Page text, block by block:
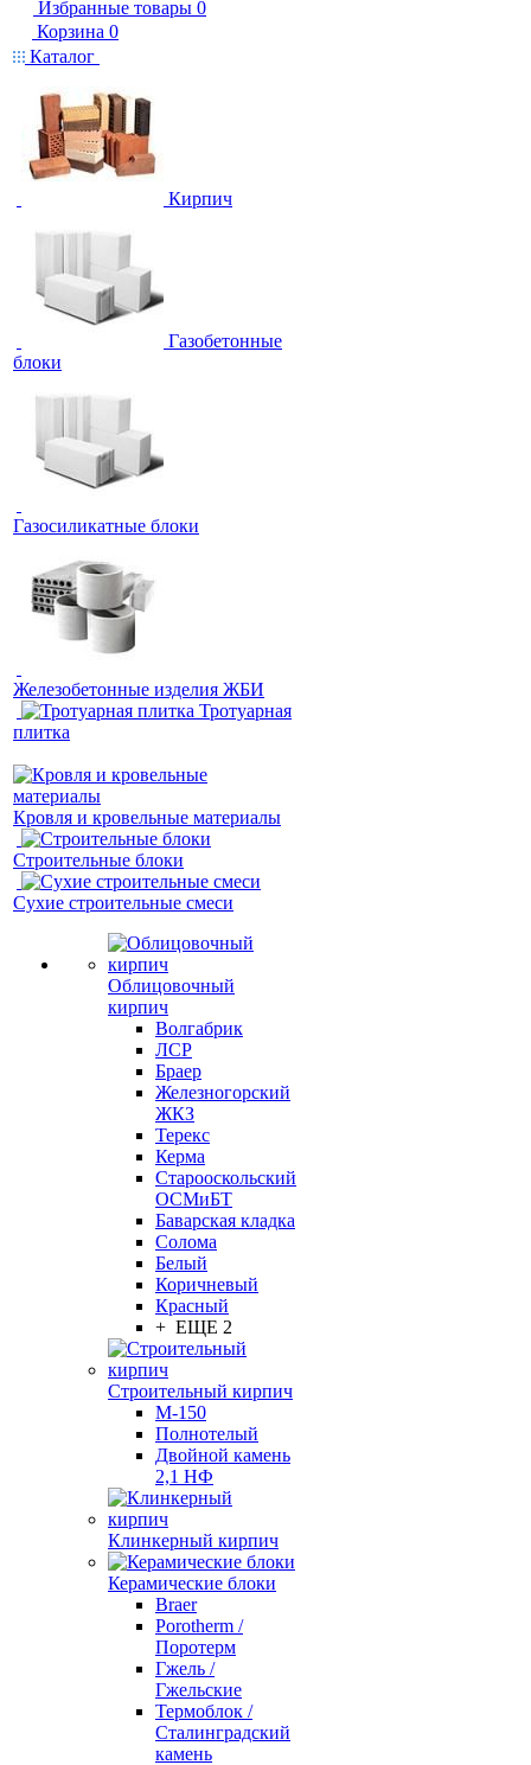
Избранные товары 0
Корзина 0
Каталог
Кирпич
Газобетонные
блоки
Газосиликатные блоки
Железобетонные изделия ЖБИ
Тротуарная
плитка
Кровля и кровельные материалы
Строительные блоки
Сухие строительные смеси
Облицовочный
кирпич
Волгабрик
ЛСР
Браер
Железногорский
ЖКЗ
Терекс
Керма
Старооскольский
ОСМиБТ
Баварская кладка
Солома
Белый
Коричневый
Красный
+ ЕЩЕ 2
Строительный кирпич
М-150
Полнотелый
Двойной камень
2,1 НФ
Клинкерный кирпич
Керамические блоки
Braer
Porotherm /
Поротерм
Гжель /
Гжельские
Термоблок /
Сталинградский
камень